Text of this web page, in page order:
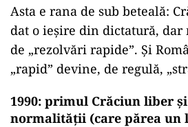
Asta e rana de sub beteală:
dat o ieșire din dictatură, dar
de „rezolvări rapide”. Și
„rapid” devine, de regulă,
1990: primul Crăciun liber
normalității (care părea un